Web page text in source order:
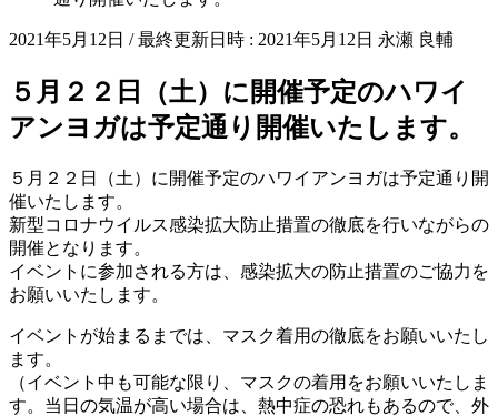
2021年5月12日 / 最終更新日時 : 2021年5月12日 永瀬 良輔
５月２２日（土）に開催予定のハワイ
アンヨガは予定通り開催いたします。
５月２２日（土）に開催予定のハワイアンヨガは予定通り開
催いたします。
新型コロナウイルス感染拡大防止措置の徹底を行いながらの
開催となります。
イベントに参加される方は、感染拡大の防止措置のご協力を
お願いいたします。
イベントが始まるまでは、マスク着用の徹底をお願いいたし
ます。
（イベント中も可能な限り、マスクの着用をお願いいたしま
す。当日の気温が高い場合は、熱中症の恐れもあるので、外